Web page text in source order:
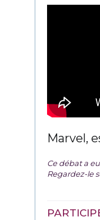
Marvel,
Ce débat a
Regardez-le